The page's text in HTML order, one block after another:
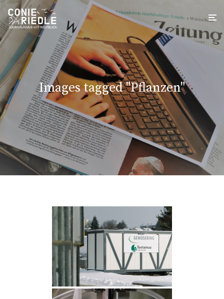
Images tagged "Pflanzen"